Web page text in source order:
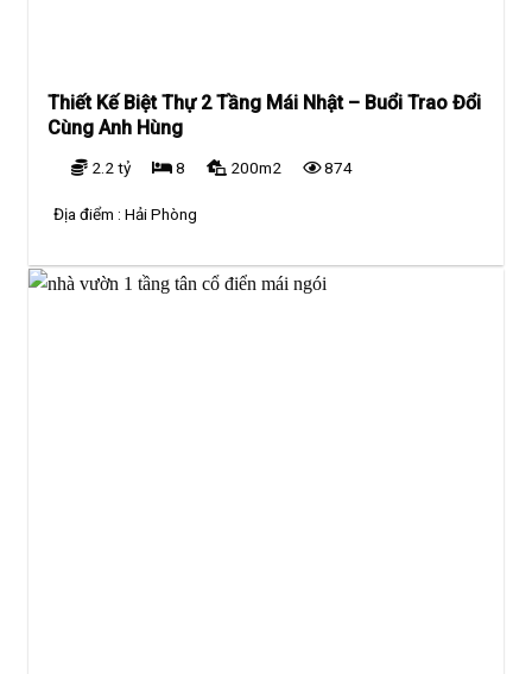
Thiết Kế Biệt Thự 2 Tầng Mái Nhật – Buổi Trao Đổi
Cùng Anh Hùng
2.2 tỷ 8 200m2 874
Địa điểm :Hải Phòng